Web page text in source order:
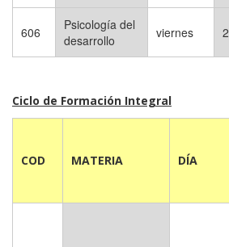
606
Psicología del
desarrollo
viernes
Ciclo de Formación Integral
COD MATERIA DÍA